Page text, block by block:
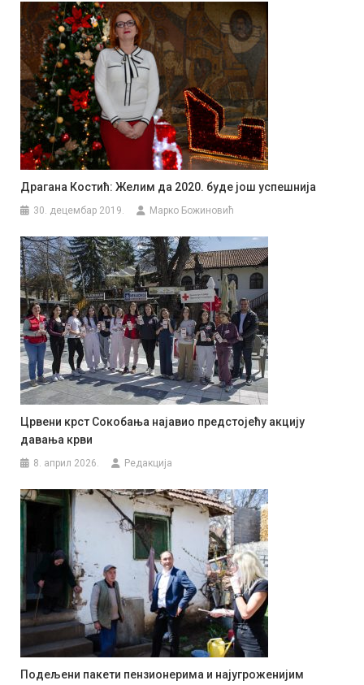
Драгана Костић: Желим да 2020. буде још успешнија
30. децембар 2019. Марко Божиновић
Црвени крст Сокобања најавио предстојећу акцију
давања крви
8. април 2026. Редакција
Подељени пакети пензионерима и најугроженијим